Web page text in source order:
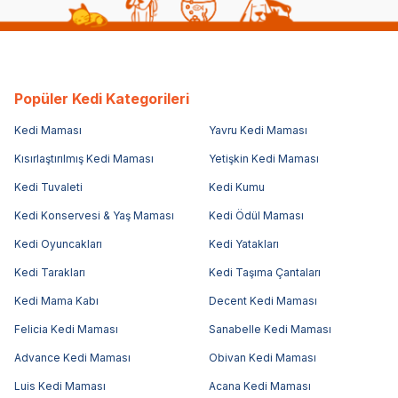
Popüler Kedi Kategorileri
Kedi Maması Yavru Kedi Maması
Kısırlaştırılmış Kedi Maması Yetişkin Kedi Maması
Kedi Tuvaleti Kedi Kumu
Kedi Konservesi & Yaş Maması Kedi Ödül Maması
Kedi Oyuncakları Kedi Yatakları
Kedi Tarakları Kedi Taşıma Çantaları
Kedi Mama Kabı Decent Kedi Maması
Felicia Kedi Maması Sanabelle Kedi Maması
Advance Kedi Maması Obivan Kedi Maması
Luis Kedi Maması Acana Kedi Maması